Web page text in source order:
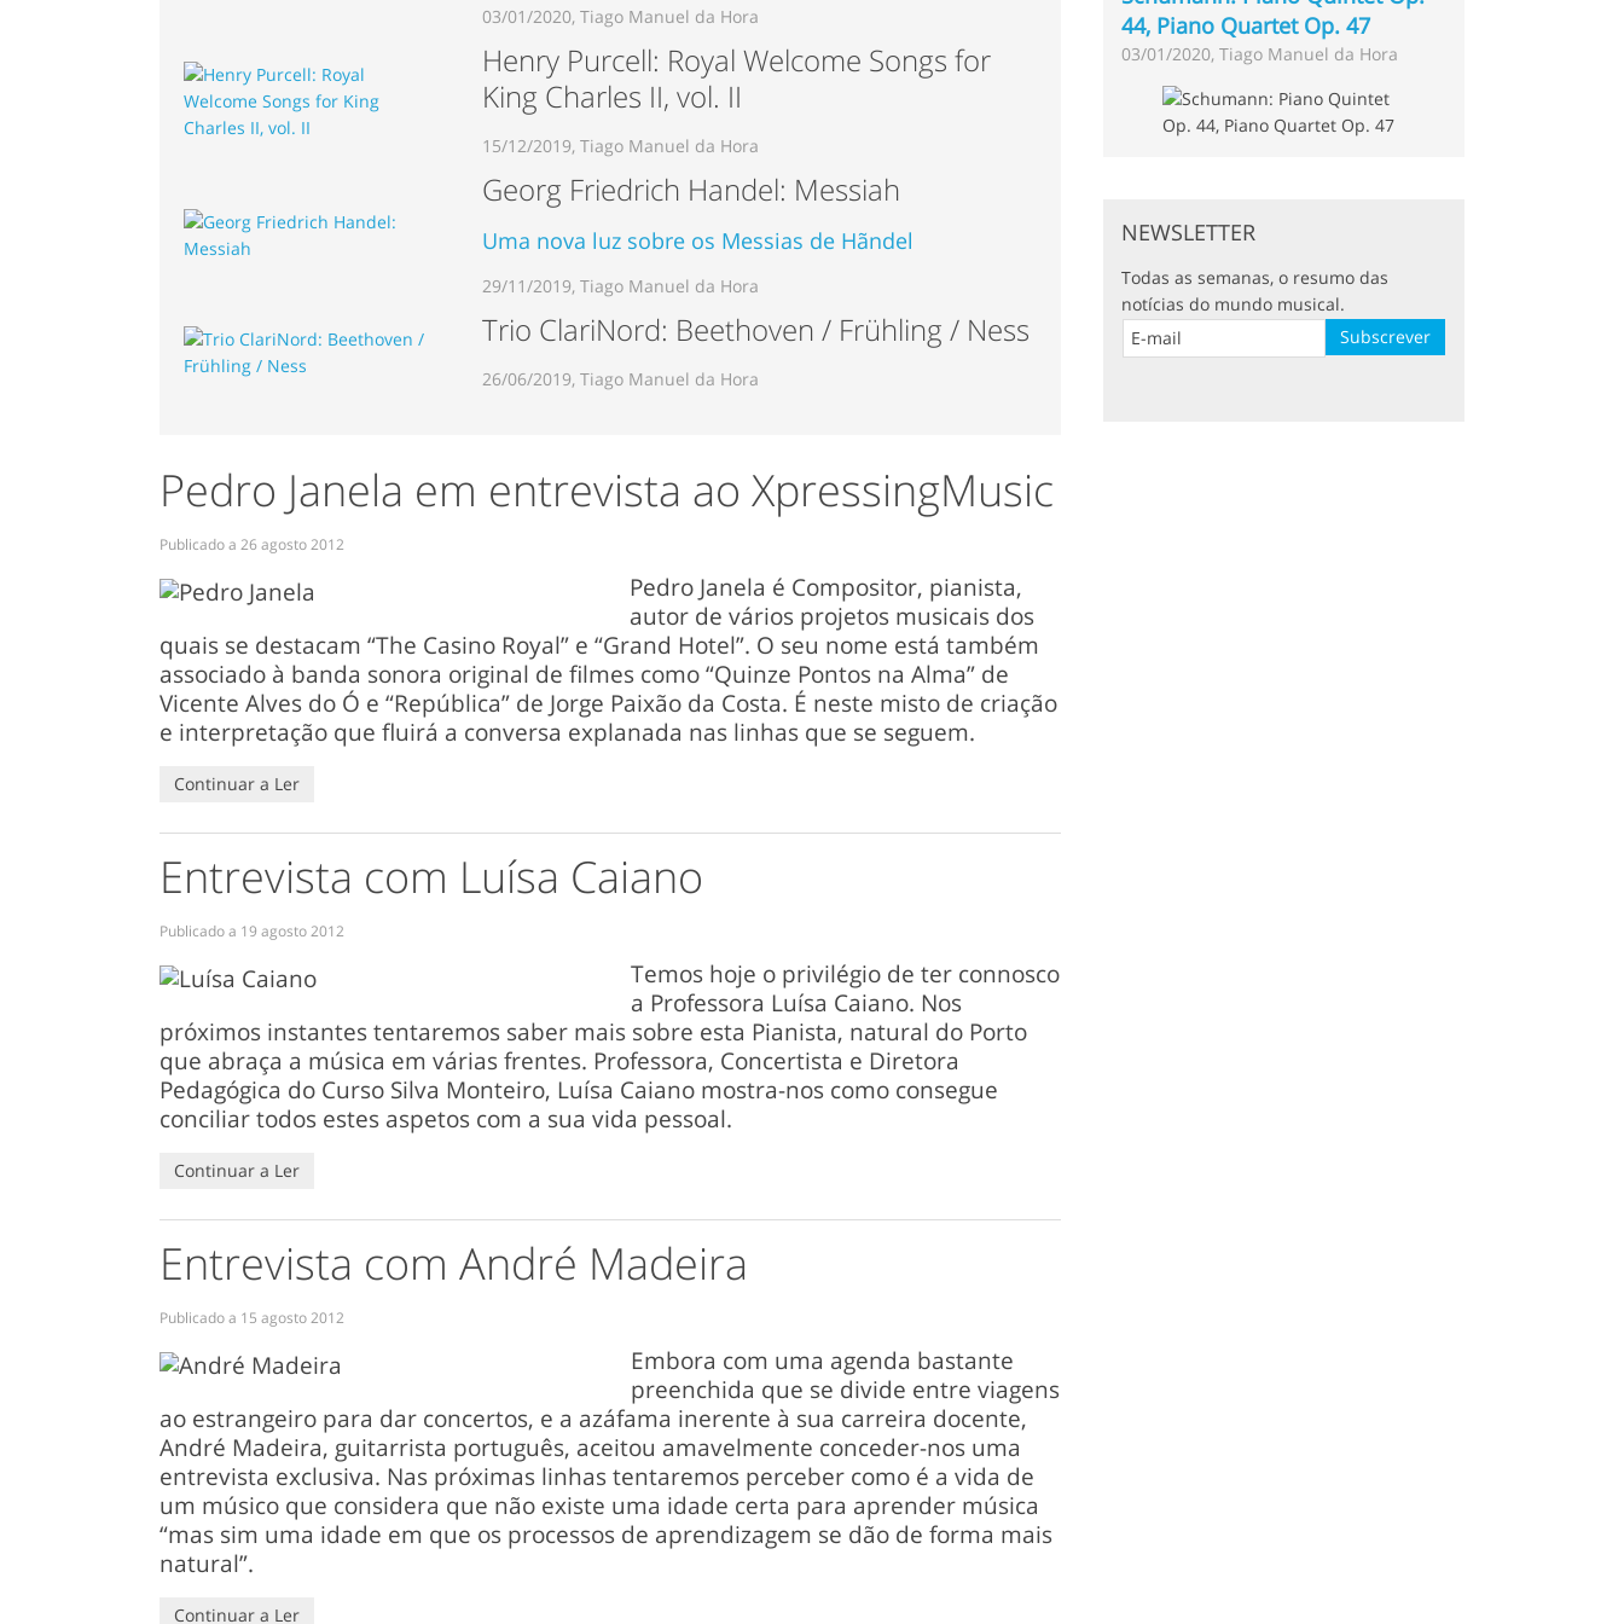
03/01/2020, Tiago Manuel da Hora
Henry Purcell: Royal Welcome Songs for
King Charles II, vol. II
15/12/2019, Tiago Manuel da Hora
Georg Friedrich Handel: Messiah
Uma nova luz sobre os Messias de Hãndel
29/11/2019, Tiago Manuel da Hora
Trio ClariNord: Beethoven / Frühling / Ness
26/06/2019, Tiago Manuel da Hora
Pedro Janela em entrevista ao XpressingMusic
Publicado a 26 agosto 2012
Pedro Janela é Compositor, pianista,
autor de vários projetos musicais dos
quais se destacam “The Casino Royal” e “Grand Hotel”. O seu nome está também
associado à banda sonora original de filmes como “Quinze Pontos na Alma” de
Vicente Alves do Ó e “República” de Jorge Paixão da Costa. É neste misto de criação
e interpretação que fluirá a conversa explanada nas linhas que se seguem.
Continuar a Ler
Entrevista com Luísa Caiano
Publicado a 19 agosto 2012
Temos hoje o privilégio de ter connosco
a Professora Luísa Caiano. Nos
próximos instantes tentaremos saber mais sobre esta Pianista, natural do Porto
que abraça a música em várias frentes. Professora, Concertista e Diretora
Pedagógica do Curso Silva Monteiro, Luísa Caiano mostra-nos como consegue
conciliar todos estes aspetos com a sua vida pessoal.
Continuar a Ler
Entrevista com André Madeira
Publicado a 15 agosto 2012
Embora com uma agenda bastante
preenchida que se divide entre viagens
ao estrangeiro para dar concertos, e a azáfama inerente à sua carreira docente,
André Madeira, guitarrista português, aceitou amavelmente conceder-nos uma
entrevista exclusiva. Nas próximas linhas tentaremos perceber como é a vida de
um músico que considera que não existe uma idade certa para aprender música
“mas sim uma idade em que os processos de aprendizagem se dão de forma mais
natural”.
Continuar a Ler
44, Piano Quartet Op. 47
03/01/2020, Tiago Manuel da Hora
NEWSLETTER
Todas as semanas, o resumo das
notícias do mundo musical.